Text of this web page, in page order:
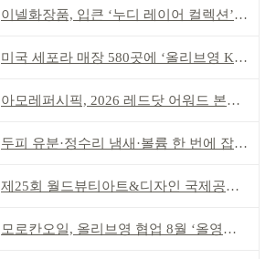
이넬화장품, 입큰 ‘누디 레이어 컬렉션’ 출시
미국 세포라 매장 580곳에 ‘올리브영 K뷰티에딧’ 론칭
아모레퍼시픽, 2026 레드닷 어워드 본상 2개 수상
두피 유분·정수리 냄새·볼륨 한 번에 잡는다
제25회 월드뷰티아트&디자인 국제공모전 시상식 성황
모로칸오일, 올리브영 협업 8월 ‘올영픽’ 선정